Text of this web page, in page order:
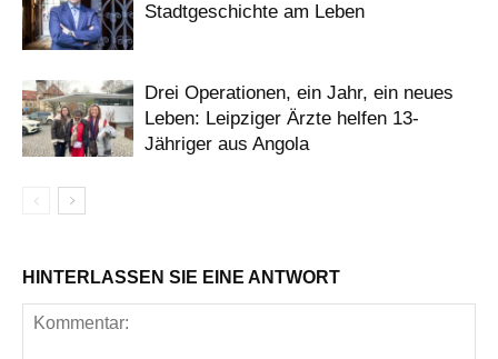
Stadtgeschichte am Leben
Drei Operationen, ein Jahr, ein neues
Leben: Leipziger Ärzte helfen 13-
Jähriger aus Angola
HINTERLASSEN SIE EINE ANTWORT